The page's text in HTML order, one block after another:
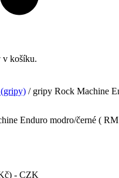
v košíku.
/ gripy Rock Machine
Enduro modro/černé (
- CZK